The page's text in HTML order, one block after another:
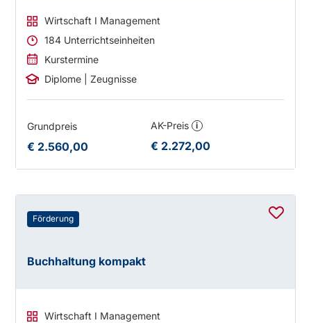
Wirtschaft I Management
184 Unterrichtseinheiten
Kurstermine
Diplome | Zeugnisse
Grundpreis
€ 2.560,00
AK-Preis i
€ 2.272,00
Förderung
Buchhaltung kompakt
Wirtschaft I Management